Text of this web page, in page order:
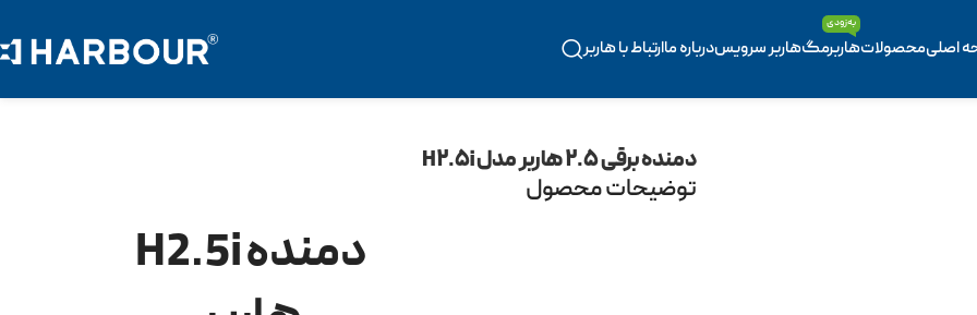
اصلیمحصولاتهاربرمگ
به‌زودی
هاربر سرویسدرباره ماارتباط با هاربر
دمنده برقی ۲.۵ هاربر مدل H۲.۵i
توضیحات محصول
دمنده H2.5i